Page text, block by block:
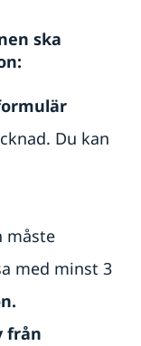
ska
Du kan
måste
med minst 3
från